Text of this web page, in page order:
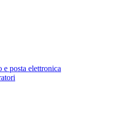
e posta elettronica